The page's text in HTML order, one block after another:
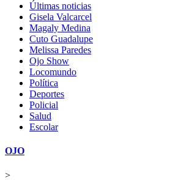
Últimas noticias
Gisela Valcarcel
Magaly Medina
Cuto Guadalupe
Melissa Paredes
Ojo Show
Locomundo
Política
Deportes
Policial
Salud
Escolar
OJO
>